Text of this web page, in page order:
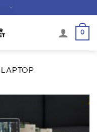
0
LAPTOP